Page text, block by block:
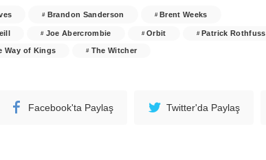
Brandon Sanderson Brent Weeks
Joe Abercrombie Orbit Patrick Rothfuss
Way of Kings The Witcher
Facebook'ta Paylaş Twitter'da Paylaş